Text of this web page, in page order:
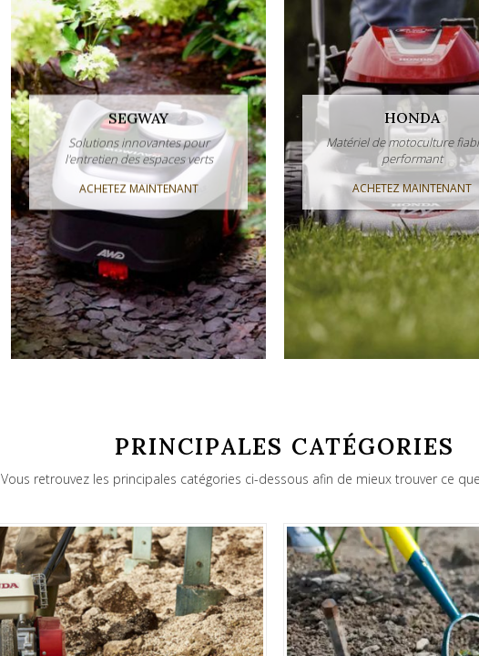
SEGWAY
Solutions innovantes pour
l'entretien des espaces verts
ACHETEZ MAINTENANT
HONDA
Matériel de motoculture
performant
ACHETEZ MAINTENANT
PRINCIPALES CATÉGORIES
Vous retrouvez les principales catégories ci-dessous afin de mieux trouver ce